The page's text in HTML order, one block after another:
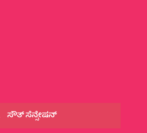
ಸೌತ್‌ ಸೆನ್ಸೇಷನ್